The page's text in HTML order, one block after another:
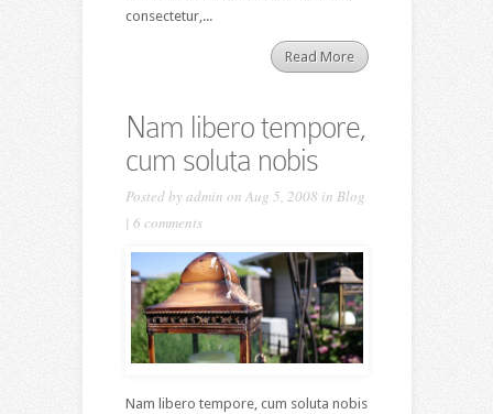
consectetur,...
Read More
Nam libero tempore,
cum soluta nobis
Posted byadmin on Aug 5, 2008 in Blog
| 6 comments
Nam libero tempore, cum soluta nobis